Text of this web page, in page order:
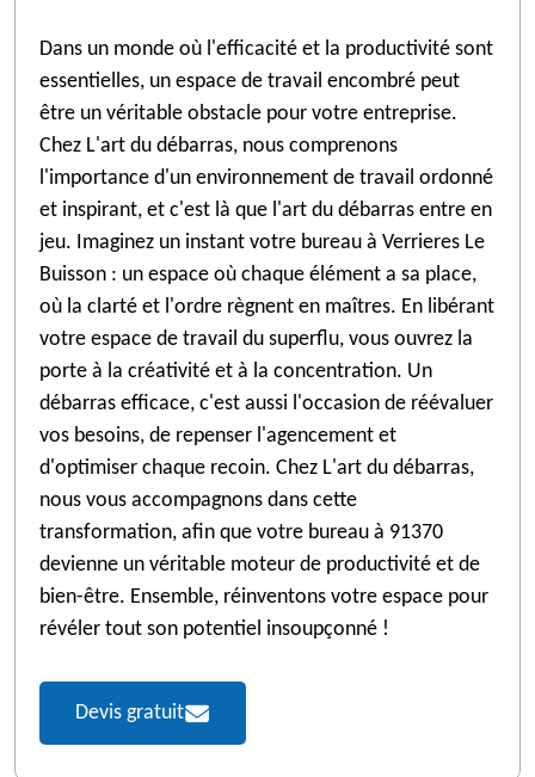
Dans un monde où l'efficacité et la productivité sont
essentielles, un espace de travail encombré peut
être un véritable obstacle pour votre entreprise.
Chez L'art du débarras, nous comprenons
l'importance d'un environnement de travail ordonné
et inspirant, et c'est là que l'art du débarras entre en
jeu. Imaginez un instant votre bureau à Verrieres Le
Buisson : un espace où chaque élément a sa place,
où la clarté et l'ordre règnent en maîtres. En libérant
votre espace de travail du superflu, vous ouvrez la
porte à la créativité et à la concentration. Un
débarras efficace, c'est aussi l'occasion de réévaluer
vos besoins, de repenser l'agencement et
d'optimiser chaque recoin. Chez L'art du débarras,
nous vous accompagnons dans cette
transformation, afin que votre bureau à 91370
devienne un véritable moteur de productivité et de
bien-être. Ensemble, réinventons votre espace pour
révéler tout son potentiel insoupçonné !
Devis gratuit